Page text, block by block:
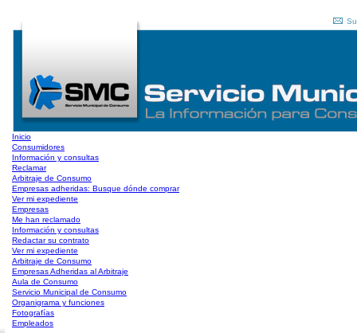
Inicio
Consumidores
Información y consultas
Reclamar
Arbitraje de Consumo
Empresas adheridas: Busque dónde comprar
Ver mi expediente
Empresas
Me han reclamado
Información y consultas
Redactar su contrato
Ver mi expediente
Arbitraje de Consumo
Empresas Adheridas al Arbitraje
Aula de Consumo
Servicio Municipal de Consumo
Organigrama y funciones
Fotografías
Empleados